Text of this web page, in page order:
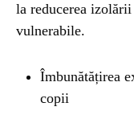
la reducerea
vulnerabile.
Îmbunătățirea
copii